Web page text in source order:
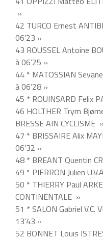
»
42 TURCO Ernest
06’23 »
43 ROUSSEL Antoine
à 06’25 »
44 * MATOSSIAN
à 06’28 »
45 * ROUINSARD Felix
46 HOLTHER Trym
BRESSE AIN CYCLISME »
47 * BRISSAIRE Alix
06’32 »
48 * BREANT Quentin
49 * PIERRON Julien
50 * THIERRY Paul
CONTINENTALE »
51 * SALON Gabriel V.C.
13’43 »
52 BONNET Louis